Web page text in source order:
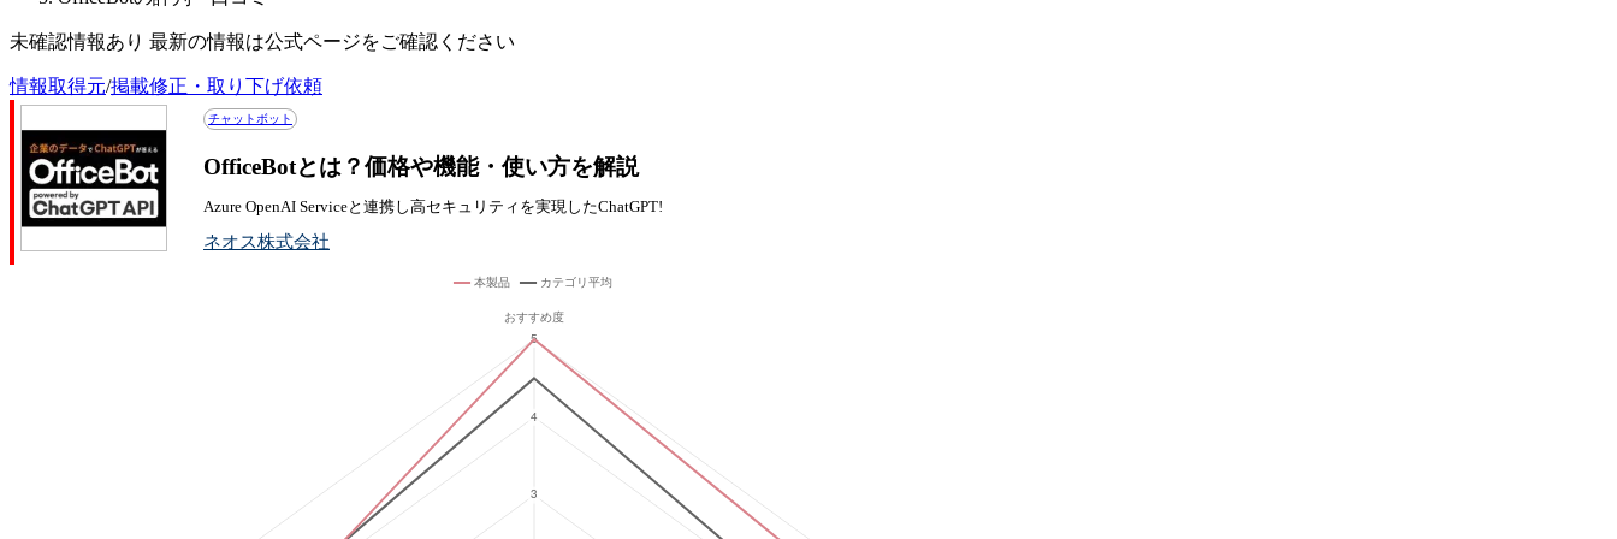
未確認情報あり 最新の情報は公式ページをご確認ください
情報取得元/掲載修正・取り下げ依頼
チャットボット
OfficeBotとは？価格や機能・使い方を解説
Azure OpenAI Serviceと連携し高セキュリティを実現したChatGPT!
ネオス株式会社